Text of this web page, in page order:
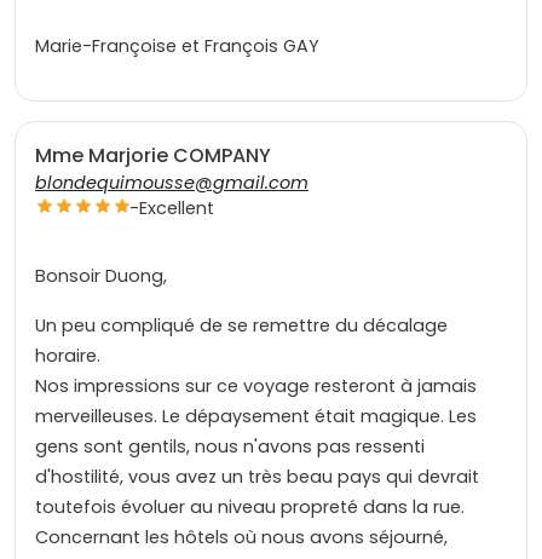
Marie-Françoise et François GAY
Mme Marjorie COMPANY
blondequimousse@gmail.com
-Excellent
Bonsoir Duong,
Un peu compliqué de se remettre du décalage
horaire.
Nos impressions sur ce voyage resteront à jamais
merveilleuses. Le dépaysement était magique. Les
gens sont gentils, nous n'avons pas ressenti
d'hostilité, vous avez un très beau pays qui devrait
toutefois évoluer au niveau propreté dans la rue.
Concernant les hôtels où nous avons séjourné,